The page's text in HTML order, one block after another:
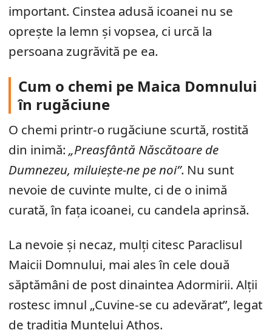
important. Cinstea adusă icoanei nu se
oprește la lemn și vopsea, ci urcă la
persoana zugrăvită pe ea.
Cum o chemi pe Maica Domnului
în rugăciune
O chemi printr-o rugăciune scurtă, rostită
din inimă: „Preasfântă Născătoare de
Dumnezeu, miluiește-ne pe noi”. Nu sunt
nevoie de cuvinte multe, ci de o inimă
curată, în fața icoanei, cu candela aprinsă.
La nevoie și necaz, mulți citesc Paraclisul
Maicii Domnului, mai ales în cele două
săptămâni de post dinaintea Adormirii. Alții
rostesc imnul „Cuvine-se cu adevărat”, legat
de tradiția Muntelui Athos.